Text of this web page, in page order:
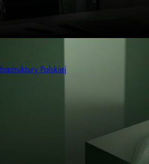
Polskiej